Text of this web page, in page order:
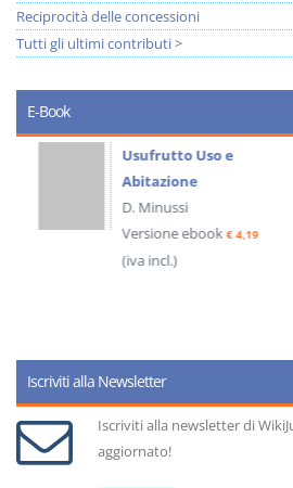
Reciprocità delle concessioni
Tutti gli ultimi contributi >
E-Book
Usufrutto Uso e
Abitazione
D. Minussi
Versione ebook€ 4,19
(iva incl.)
Iscriviti alla Newsletter
Iscriviti alla newsletter di
aggiornato!